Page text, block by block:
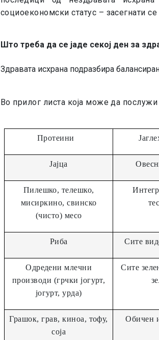
социоекономски статус – засегнати се
Што треба да се јаде секој ден за
Здравата исхрана подразбира
Во прилог листа која може да
Протеини
Јајца
Пилешко, телешко,
мисиркино, свинско
(чисто) месо
Риба Сите
Одредени млечни
производи (грчки јогурт,
јогурт, урда)
Сите
Грашок, грав, киноа, тофу,
соја
Обичен